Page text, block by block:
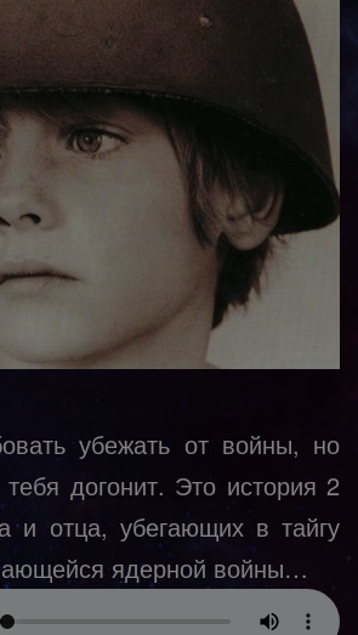
убежать от войны, но
догонит. Это история 2
отца, убегающих в тайгу
ядерной войны…